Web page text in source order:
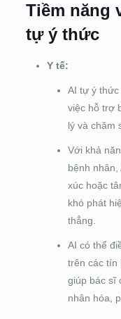
Tiềm năng
tự ý thức
Y tế:
AI tự ý thức
việc hỗ trợ
lý và chăm
Với khả
bệnh nhân,
xúc hoặc
khó phát
thẳng.
AI có thể
trên các tín
giúp bác sĩ
nhân hóa,